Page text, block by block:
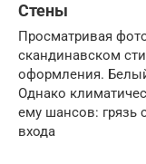
Стены
Просматривая
скандинавском
оформления.
Однако
ему шансов: грязь
входа